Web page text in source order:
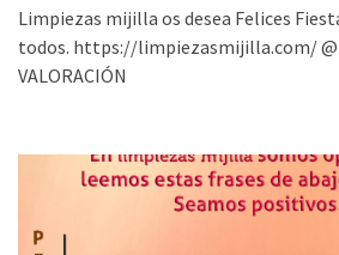
Limpiezas mijilla os desea Felices
todos. https://limpiezasmijilla.com/
VALORACIÓN